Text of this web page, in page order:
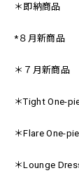
＊即納商品
*８月新商品
＊７月新商品
＊Tight One-
＊Flare One-
＊Lounge